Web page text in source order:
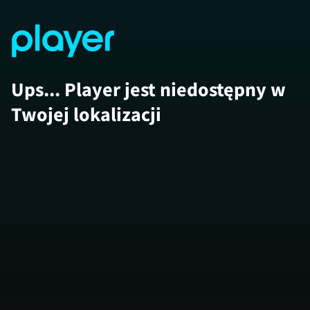
Ups... Player jest niedostępny w
Twojej lokalizacji